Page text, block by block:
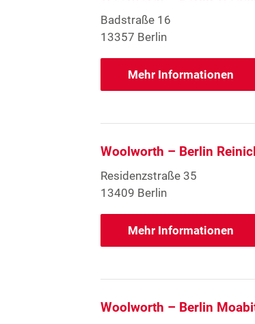
Badstraße 16
13357 Berlin
Mehr Informationen
Woolworth – Berlin
Residenzstraße 35
13409 Berlin
Mehr Informationen
Woolworth – Berlin